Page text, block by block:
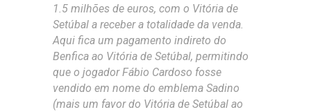
1.5 milhões de euros, com o Vitória de
Setúbal a receber a totalidade da venda.
Aqui fica um pagamento indireto do
Benfica ao Vitória de Setúbal, permitindo
que o jogador Fábio Cardoso fosse
vendido em nome do emblema Sadino
(mais um favor do Vitória de Setúbal ao